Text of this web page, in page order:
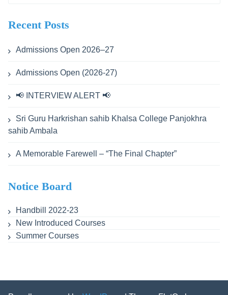
Recent Posts
Admissions Open 2026–27
Admissions Open (2026-27)
📢 INTERVIEW ALERT 📢
Sri Guru Harkrishan sahib Khalsa College Panjokhra
sahib Ambala
A Memorable Farewell – “The Final Chapter”
Notice Board
Handbill 2022-23
New Introduced Courses
Summer Courses